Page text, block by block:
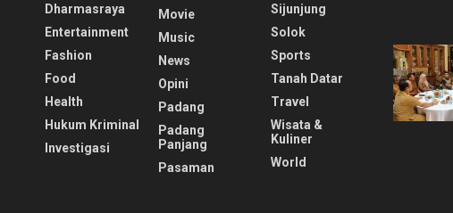
Dharmasraya
Entertainment
Fashion
Food
Health
Hukum Kriminal
Investigasi
Movie
Music
News
Opini
Padang
Padang
Panjang
Pasaman
Sijunjung
Solok
Sports
Tanah Datar
Travel
Wisata &
Kuliner
World